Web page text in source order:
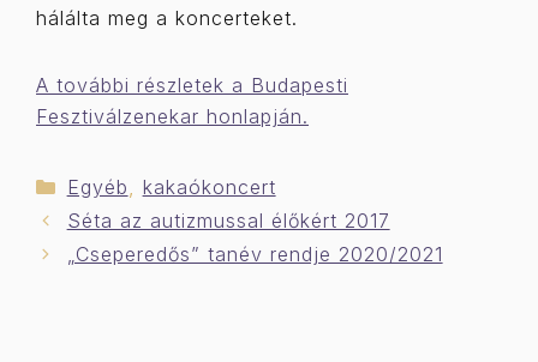
hálálta meg a koncerteket.
A további részletek a Budapesti
Fesztiválzenekar honlapján.
Kategória
Egyéb, kakaókoncert
Séta az autizmussal élőkért 2017
„Cseperedős” tanév rendje 2020/2021